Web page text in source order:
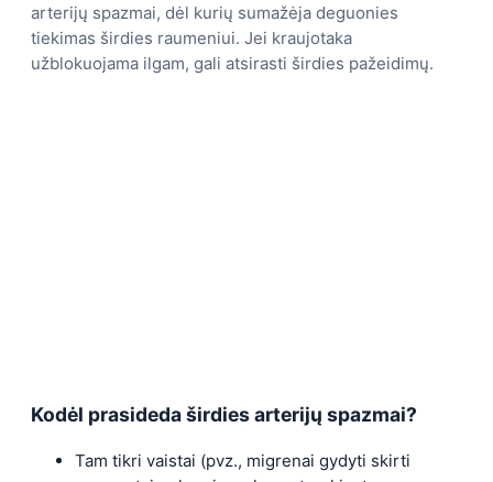
arterijų spazmai, dėl kurių sumažėja deguonies
tiekimas širdies raumeniui. Jei kraujotaka
užblokuojama ilgam, gali atsirasti širdies pažeidimų.
Kodėl prasideda širdies arterijų spazmai?
Tam tikri vaistai (pvz., migrenai gydyti skirti